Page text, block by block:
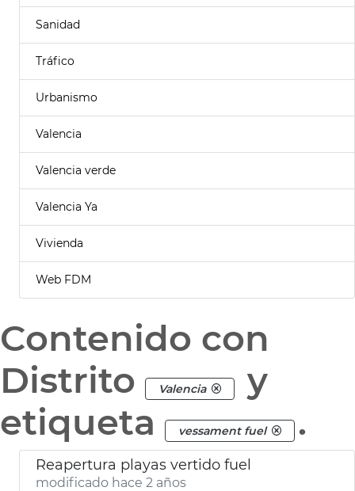
Sanidad
Tráfico
Urbanismo
Valencia
Valencia verde
Valencia Ya
Vivienda
Web FDM
Contenido con
Distrito
Valencia
y
etiqueta
vessament fuel .
Reapertura playas vertido fuel
modificado hace 2 años